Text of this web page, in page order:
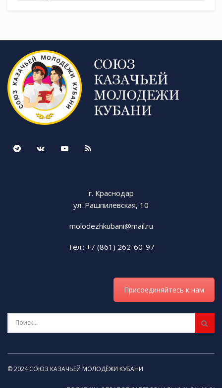
г. Краснодар
ул. Рашпилевская, 10
molodezhkubani@mail.ru
Тел.: +7 (861) 262-60-97
Присоединяйтесь к нам
© 2024 СОЮЗ КАЗАЧЬЕЙ МОЛОДЁЖИ КУБАНИ